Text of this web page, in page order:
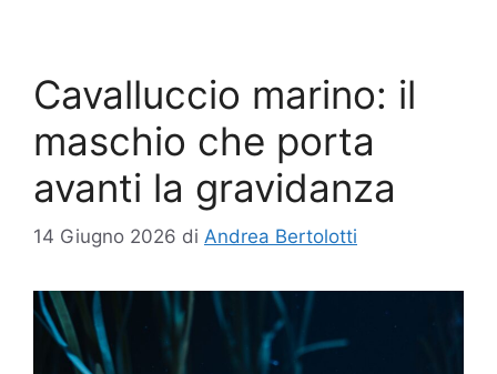
Cavalluccio marino: il
maschio che porta
avanti la gravidanza
14 Giugno 2026 di Andrea Bertolotti